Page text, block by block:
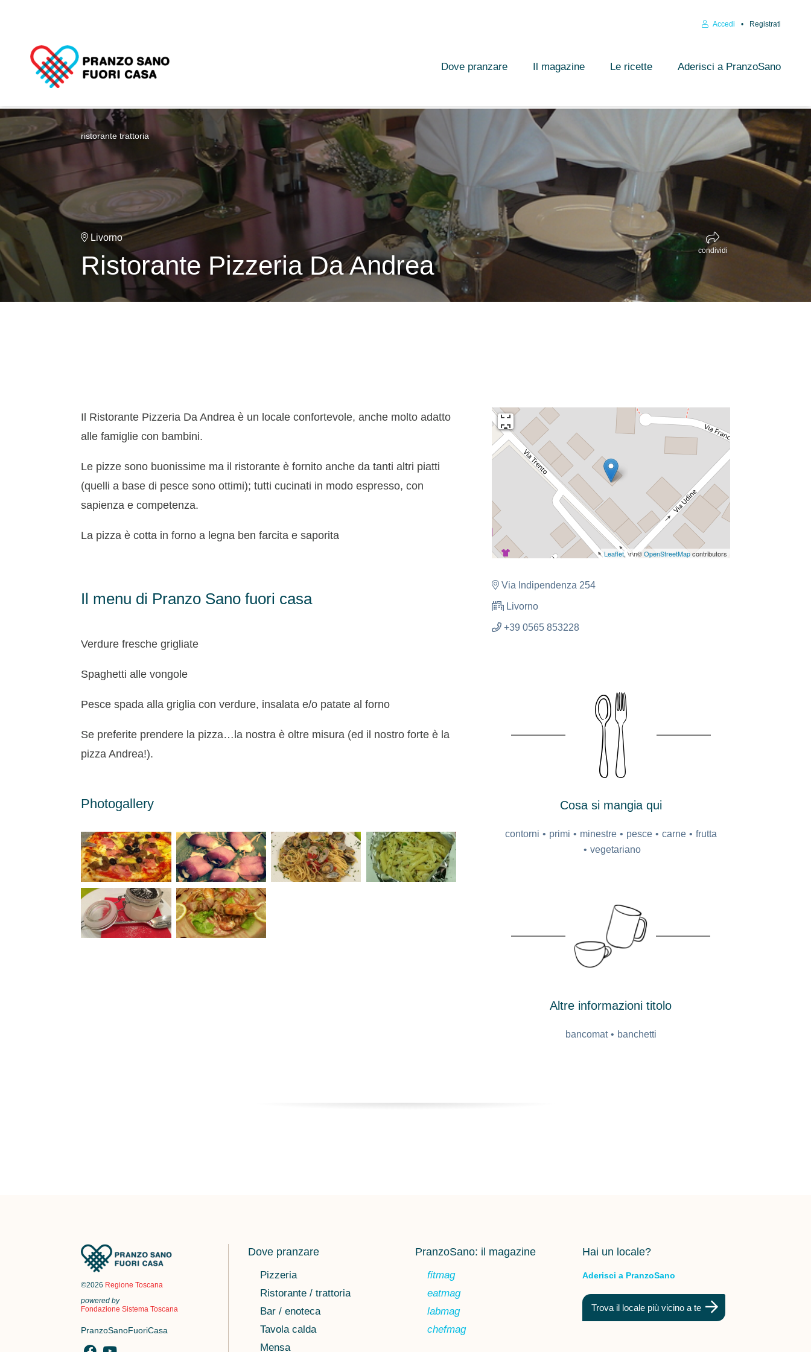
Accedi Registrati
Dove pranzare Il magazine Le ricette Aderisci a PranzoSano
ristorante trattoria
Livorno
Ristorante Pizzeria Da Andrea condividi
Il Ristorante Pizzeria Da Andrea è un locale confortevole, anche molto adatto
alle famiglie con bambini.
Le pizze sono buonissime ma il ristorante è fornito anche da tanti altri piatti
(quelli a base di pesce sono ottimi); tutti cucinati in modo espresso, con
sapienza e competenza.
La pizza è cotta in forno a legna ben farcita e saporita
Il menu di Pranzo Sano fuori casa
Verdure fresche grigliate
Spaghetti alle vongole
Pesce spada alla griglia con verdure, insalata e/o patate al forno
Se preferite prendere la pizza…la nostra è oltre misura (ed il nostro forte è la
pizza Andrea!).
Photogallery
Leaflet, \r\n©OpenStreetMapcontributors
Via Indipendenza 254
Livorno
+39 0565 853228
Cosa si mangia qui
contorni primi minestre pesce carne
frutta
vegetariano
Altre informazioni titolo
bancomat banchetti
©2026 Regione Toscana
powered by
Fondazione Sistema Toscana
PranzoSanoFuoriCasa
Dove pranzare
Pizzeria
Ristorante / trattoria
Bar / enoteca
Tavola calda
Mensa
PranzoSano: il magazine
fitmag
eatmag
labmag
chefmag
Hai un locale?
Aderisci a PranzoSano
Trova il locale più vicino a te